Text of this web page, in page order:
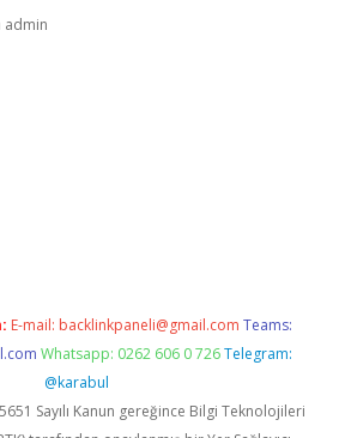
admin
E-mail: backlinkpaneli@gmail.com Teams:
Whatsapp: 0262 606 0 726 Telegram:
@karabul
Sayılı Kanun gereğince Bilgi Teknolojileri